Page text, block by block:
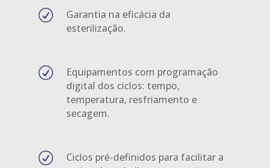
R
Garantia na eficácia da
esterilização.
R
Equipamentos com programação
digital dos ciclos: tempo,
temperatura, resfriamento e
secagem.
R
Ciclos pré-definidos para facilitar a